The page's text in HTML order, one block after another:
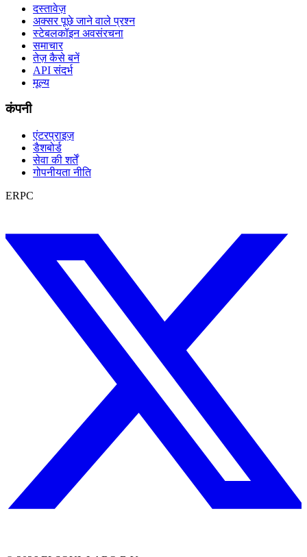
दस्तावेज़
अक्सर पूछे जाने वाले प्रश्न
स्टेबलकॉइन अवसंरचना
समाचार
तेज़ कैसे बनें
API संदर्भ
मूल्य
कंपनी
एंटरप्राइज़
डैशबोर्ड
सेवा की शर्तें
गोपनीयता नीति
ERPC